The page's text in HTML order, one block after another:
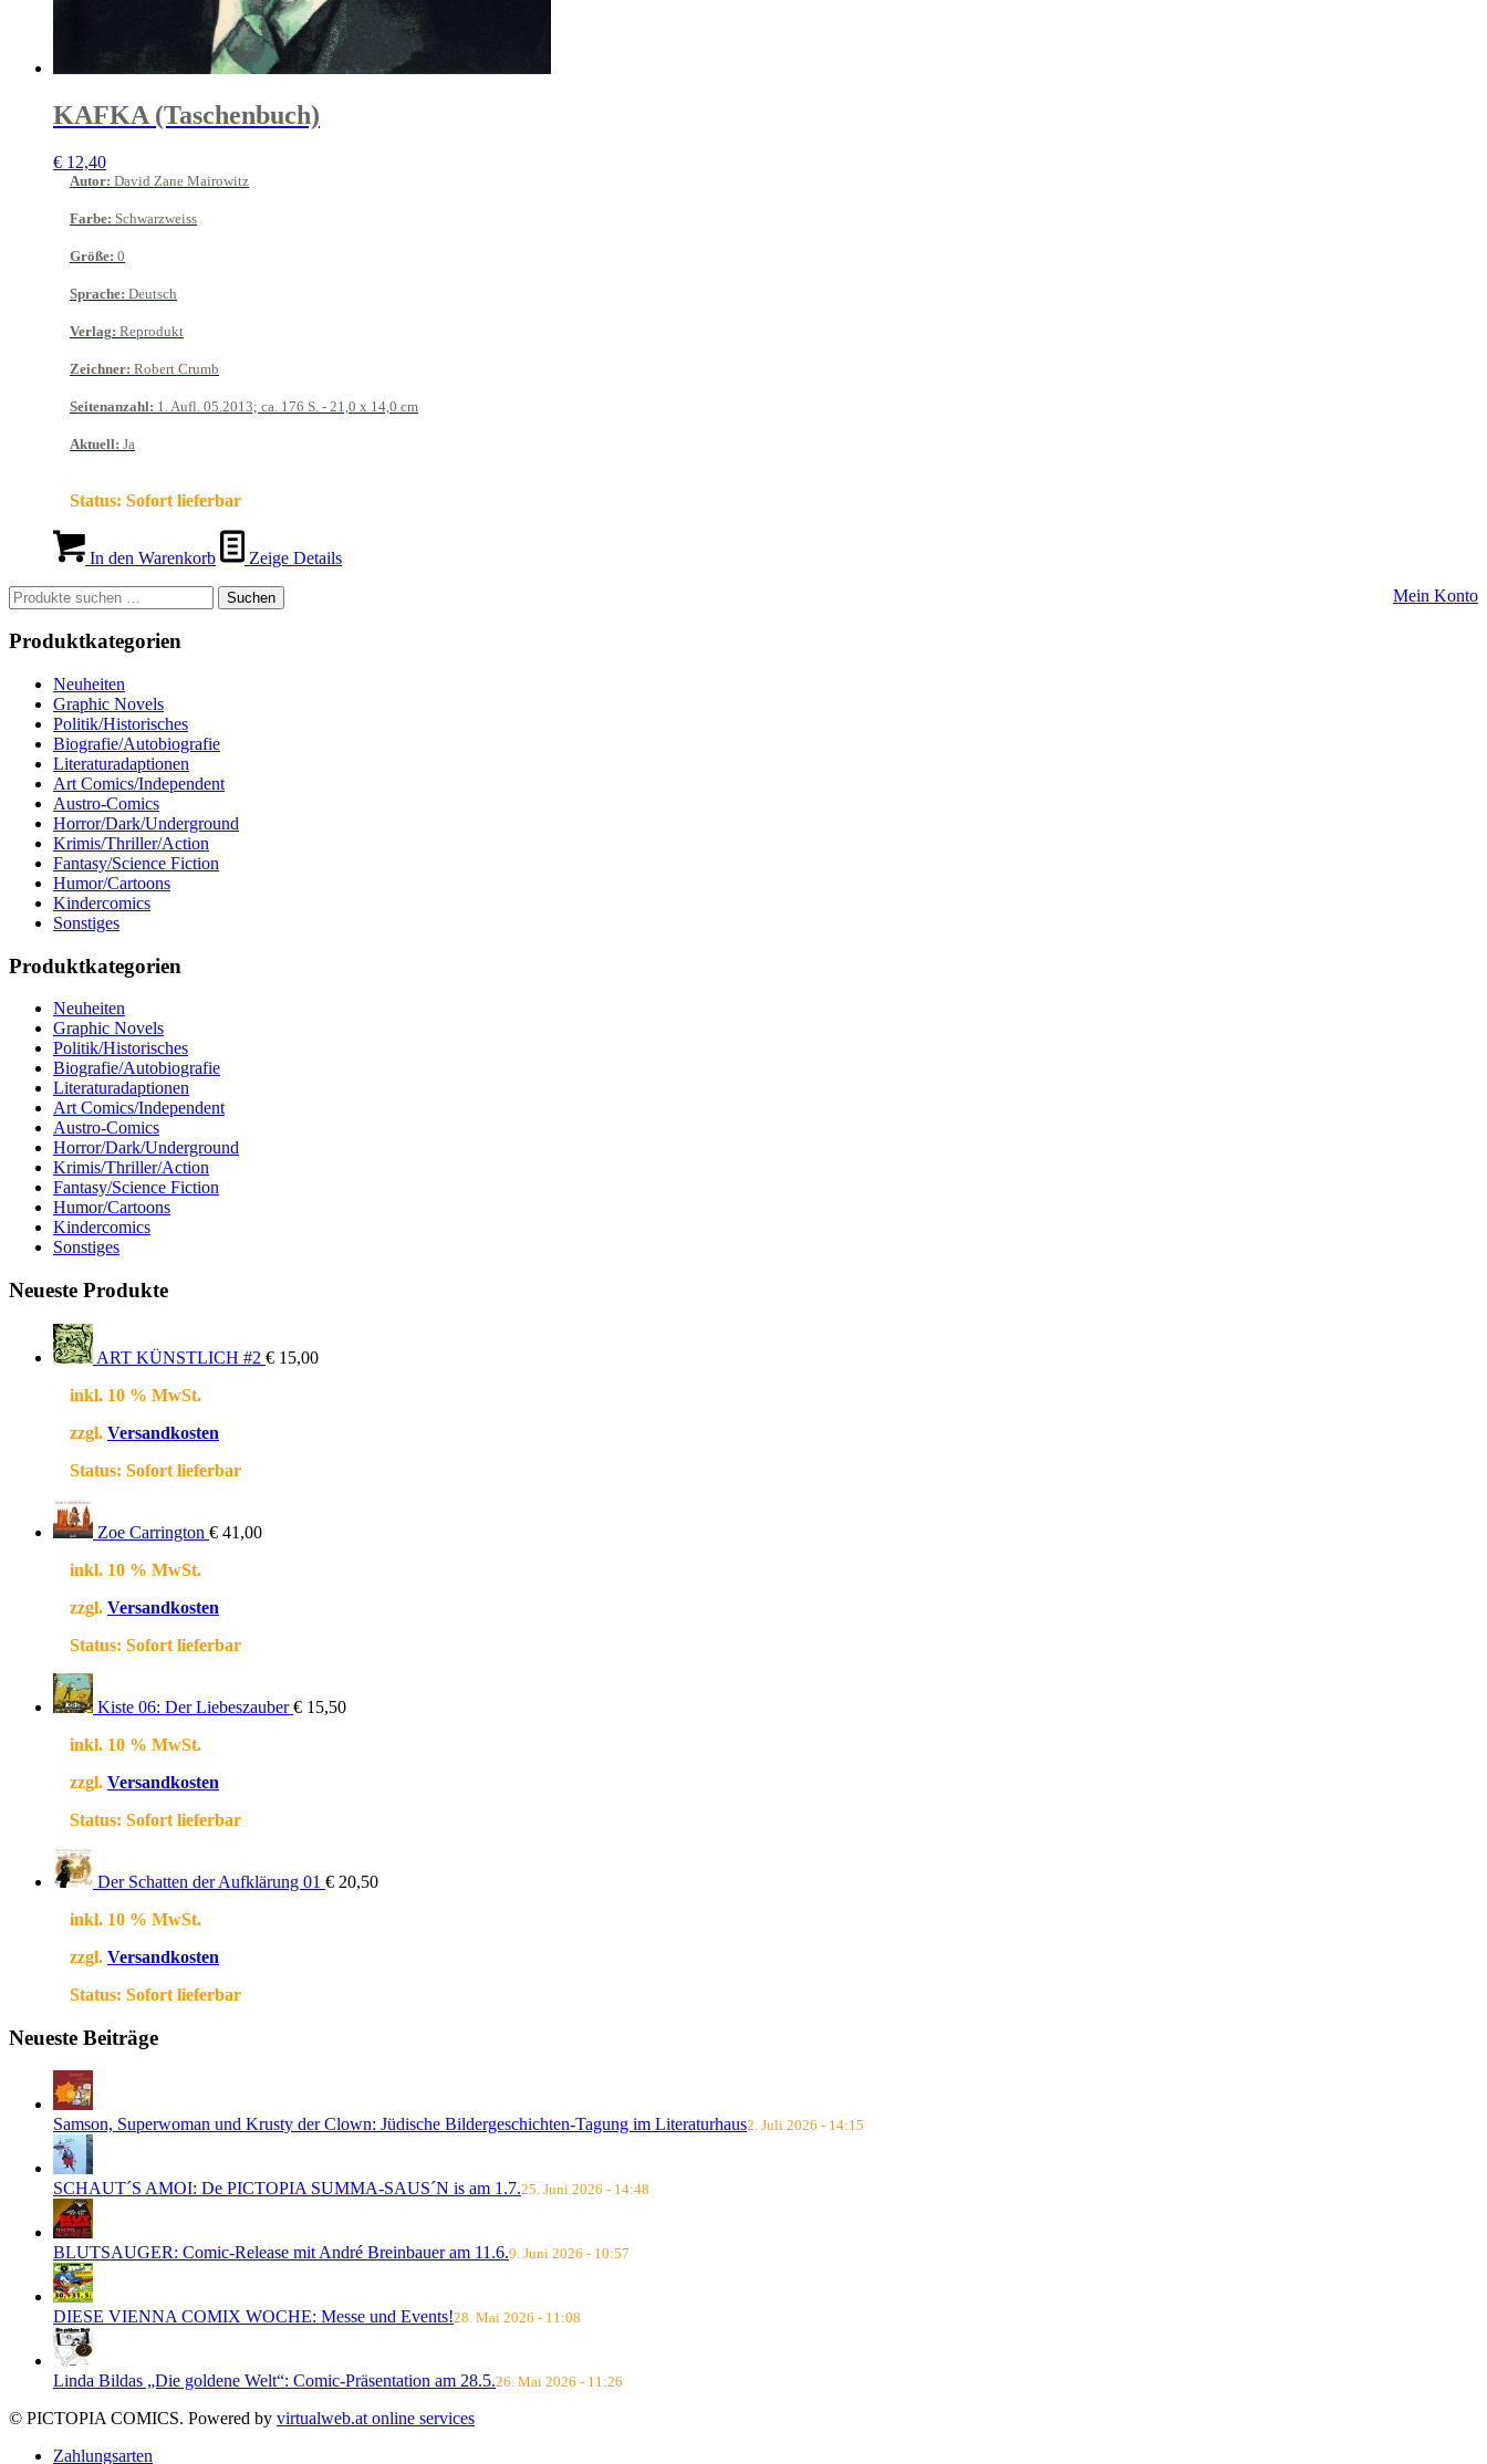
KAFKA (Taschenbuch)
€ 12,40
Autor: David Zane Mairowitz
Farbe: Schwarzweiss
Größe: 0
Sprache: Deutsch
Verlag: Reprodukt
Zeichner: Robert Crumb
Seitenanzahl: 1. Aufl. 05.2013; ca. 176 S. - 21,0 x 14,0 cm
Aktuell: Ja
Status: Sofort lieferbar
In den Warenkorb
Zeige Details
Mein Konto
Suchen
nach:
Suchen
Produktkategorien
Neuheiten
Graphic Novels
Politik/Historisches
Biografie/Autobiografie
Literaturadaptionen
Art Comics/Independent
Austro-Comics
Horror/Dark/Underground
Krimis/Thriller/Action
Fantasy/Science Fiction
Humor/Cartoons
Kindercomics
Sonstiges
Produktkategorien
Neuheiten
Graphic Novels
Politik/Historisches
Biografie/Autobiografie
Literaturadaptionen
Art Comics/Independent
Austro-Comics
Horror/Dark/Underground
Krimis/Thriller/Action
Fantasy/Science Fiction
Humor/Cartoons
Kindercomics
Sonstiges
Neueste Produkte
ART KÜNSTLICH #2 € 15,00
inkl. 10 % MwSt.
zzgl. Versandkosten
Status: Sofort lieferbar
Zoe Carrington € 41,00
inkl. 10 % MwSt.
zzgl. Versandkosten
Status: Sofort lieferbar
Kiste 06: Der Liebeszauber € 15,50
inkl. 10 % MwSt.
zzgl. Versandkosten
Status: Sofort lieferbar
Der Schatten der Aufklärung 01 € 20,50
inkl. 10 % MwSt.
zzgl. Versandkosten
Status: Sofort lieferbar
Neueste Beiträge
Samson, Superwoman und Krusty der Clown: Jüdische Bildergeschichten-Tagung im Literaturhaus2. Juli 2026 - 14:15
SCHAUT´S AMOI: De PICTOPIA SUMMA-SAUS´N is am 1.7.25. Juni 2026 - 14:48
BLUTSAUGER: Comic-Release mit André Breinbauer am 11.6.9. Juni 2026 - 10:57
DIESE VIENNA COMIX WOCHE: Messe und Events!28. Mai 2026 - 11:08
Linda Bildas „Die goldene Welt“: Comic-Präsentation am 28.5.26. Mai 2026 - 11:26
© PICTOPIA COMICS. Powered by virtualweb.at online services
Zahlungsarten